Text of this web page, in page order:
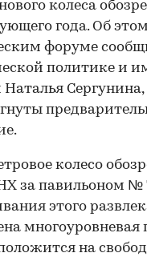
колеса
года. Об
форуме
политике и
колесо
за павильоном №
этого
на